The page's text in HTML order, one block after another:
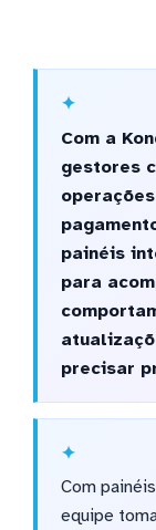
Com a
gestores
painéis
para
precisar
Com
equipe